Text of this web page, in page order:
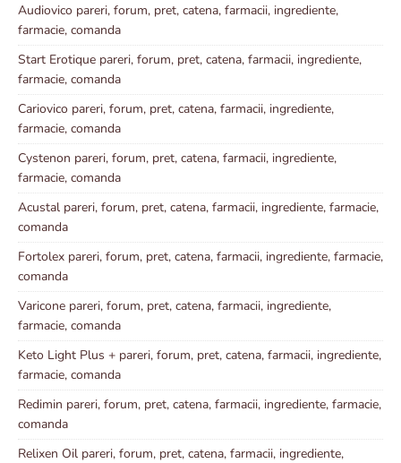
Audiovico pareri, forum, pret, catena, farmacii, ingrediente,
farmacie, comanda
Start Erotique pareri, forum, pret, catena, farmacii, ingrediente,
farmacie, comanda
Cariovico pareri, forum, pret, catena, farmacii, ingrediente,
farmacie, comanda
Cystenon pareri, forum, pret, catena, farmacii, ingrediente,
farmacie, comanda
Acustal pareri, forum, pret, catena, farmacii, ingrediente, farmacie,
comanda
Fortolex pareri, forum, pret, catena, farmacii, ingrediente, farmacie,
comanda
Varicone pareri, forum, pret, catena, farmacii, ingrediente,
farmacie, comanda
Keto Light Plus + pareri, forum, pret, catena, farmacii, ingrediente,
farmacie, comanda
Redimin pareri, forum, pret, catena, farmacii, ingrediente, farmacie,
comanda
Relixen Oil pareri, forum, pret, catena, farmacii, ingrediente,